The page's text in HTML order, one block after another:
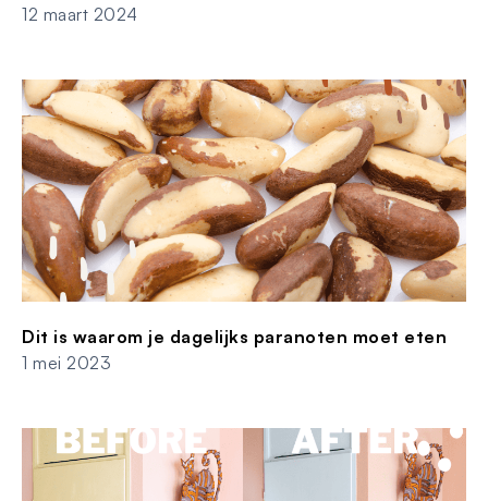
12 maart 2024
Dit is waarom je dagelijks paranoten moet eten
1 mei 2023